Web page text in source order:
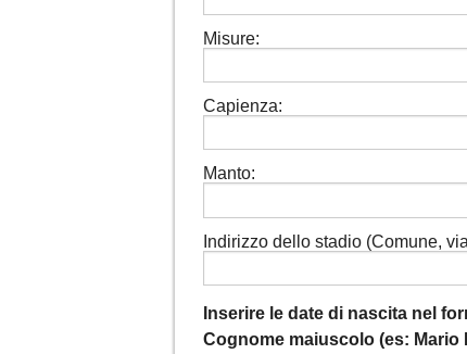
Misure:
Capienza:
Manto:
Indirizzo dello stadio (Comune,
Inserire le date di nascita nel
Cognome maiuscolo (es: Mario